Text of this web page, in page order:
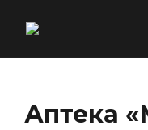
Аптека